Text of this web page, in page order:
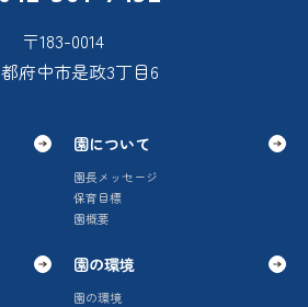
〒183-0014
府中市是政3丁目6
園について
園長メッセージ
保育目標
園概要
園の環境
園の環境